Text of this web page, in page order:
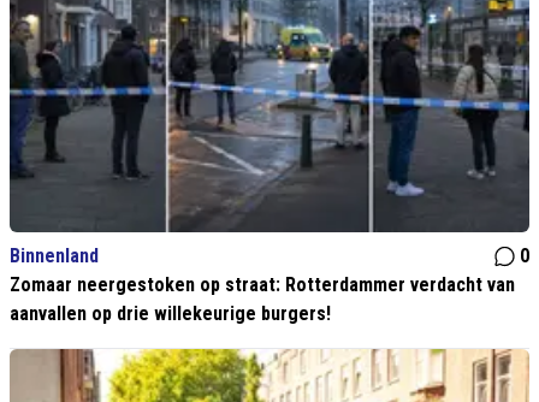
Binnenland
0
Zomaar neergestoken op straat: Rotterdammer verdacht van
aanvallen op drie willekeurige burgers!